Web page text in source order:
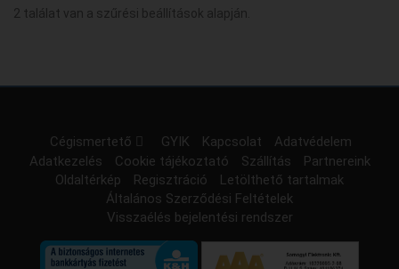
2 találat van a szűrési beállítások alapján.
Cégismertető GYIK Kapcsolat
Adatvédelem
Adatkezelés
Cookie tájékoztató Szállítás
Partnereink
Oldaltérkép
Regisztráció
Letölthető tartalmak
Általános Szerződési Feltételek
Visszaélés bejelentési rendszer